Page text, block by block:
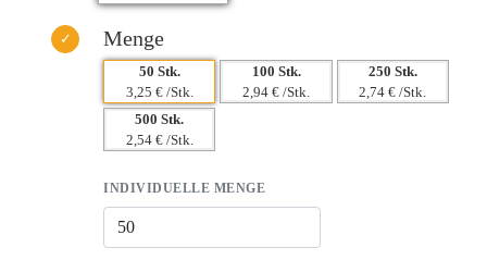
Menge
50 Stk.
3,25 € /Stk.
100 Stk.
2,94 € /Stk.
250 Stk.
2,74 € /Stk.
500 Stk.
2,54 € /Stk.
INDIVIDUELLE MENGE